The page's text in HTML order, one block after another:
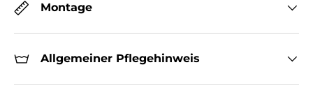
Montage
Allgemeiner Pflegehinweis